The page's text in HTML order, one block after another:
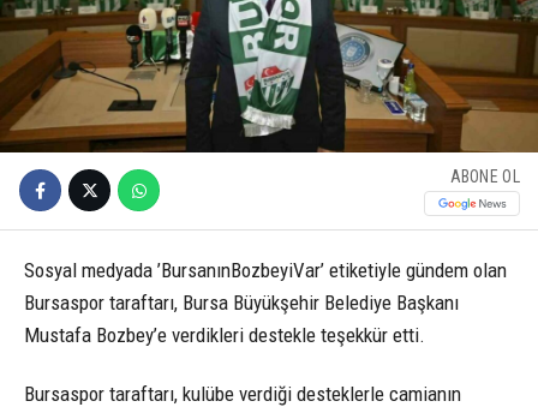
ABONE OL
Sosyal medyada ’BursanınBozbeyiVar’ etiketiyle gündem olan
Bursaspor taraftarı, Bursa Büyükşehir Belediye Başkanı
Mustafa Bozbey’e verdikleri destekle teşekkür etti.
Bursaspor taraftarı, kulübe verdiği desteklerle camianın